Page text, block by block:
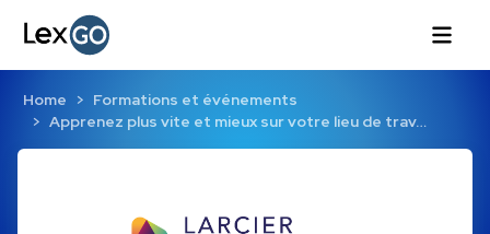
Home
Formations et événements
Apprenez plus vite et mieux sur votre lieu de trav…